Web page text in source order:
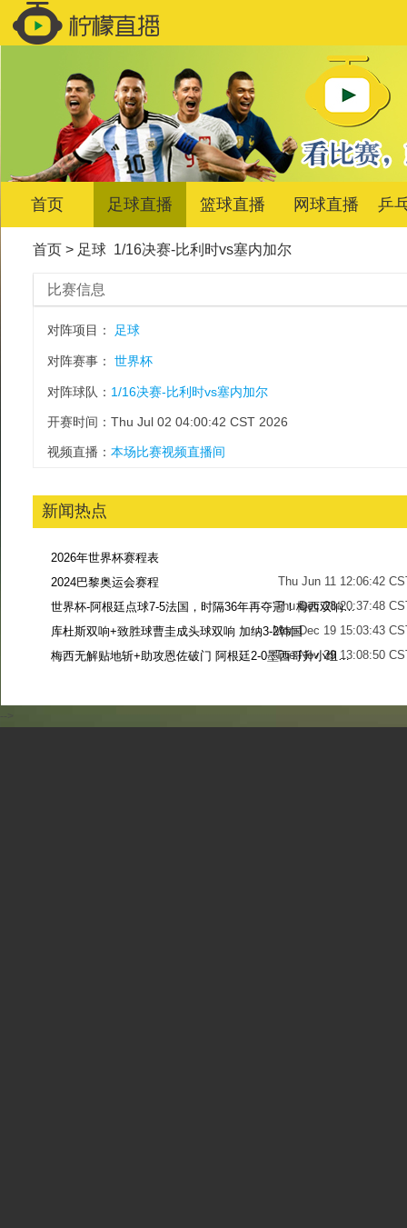
首页 足球直播 篮球直播 网球直播 乒
首页> 足球 1/16决赛-比利时vs塞内加尔
比赛信息
对阵项目： 足球
对阵赛事： 世界杯
对阵球队： 1/16决赛-比利时vs塞内加尔
开赛时间：Thu Jul 02 04:00:42 CST 2026
视频直播： 本场比赛视频直播间
新闻热点
2026年世界杯赛程表
Thu Jun 11 12:06:42
2024巴黎奥运会赛程
Thu Dec 28 20:37:48
世界杯-阿根廷点球7-5法国，时隔36年再夺冠！梅西双响姆巴佩戴帽
Mon Dec 19 15:03:43
库杜斯双响+致胜球曹圭成头球双响 加纳3-2韩国
Tue Nov 29 13:08:50
梅西无解贴地斩+助攻恩佐破门 阿根廷2-0墨西哥升小组第二